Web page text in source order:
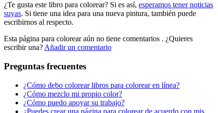
Nezaradené
Sin categorizar
¿Te gusta este libro para colorear? Si es así, esperamos tener noticias
suyas. Si tiene una idea para una nueva pintura, también puede
escribirnos al respecto.
Esta página para colorear aún no tiene comentarios . ¿Quieres
escribir una? Añadir un comentario
Preguntas frecuentes
¿Cómo debo colorear libros para colorear en línea?
¿Cómo mezclo mi propio color?
¿Cómo puedo apoyar su trabajo?
¿Puedes crear una página para colorear de acuerdo con mis